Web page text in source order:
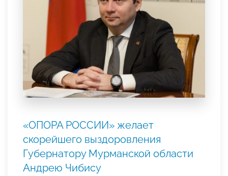
«ОПОРА РОССИИ» желает
скорейшего выздоровления
Губернатору Мурманской области
Андрею Чибису